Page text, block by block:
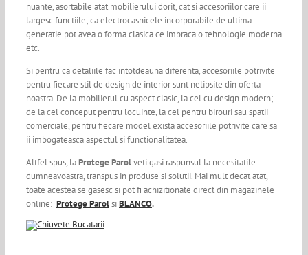
nuante, asortabile atat mobilierului dorit, cat si accesoriilor care ii
largesc functiile; ca electrocasnicele incorporabile de ultima
generatie pot avea o forma clasica ce imbraca o tehnologie moderna
etc.
Si pentru ca detaliile fac intotdeauna diferenta, accesoriile potrivite
pentru fiecare stil de design de interior sunt nelipsite din oferta
noastra. De la mobilierul cu aspect clasic, la cel cu design modern;
de la cel conceput pentru locuinte, la cel pentru birouri sau spatii
comerciale, pentru fiecare model exista accesoriile potrivite care sa
ii imbogateasca aspectul si functionalitatea.
Altfel spus, laProtege Parolveti gasi raspunsul la necesitatile
dumneavoastra, transpus in produse si solutii. Mai mult decat atat,
toate acestea se gasesc si pot fi achizitionate direct din magazinele
online: Protege ParolsiBLANCO.